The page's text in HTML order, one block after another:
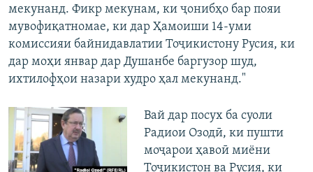
мекунанд. Фикр мекунам, ки ҷонибҳо бар пояи
мувофиқатномае, ки дар Ҳамоиши 14-уми
комиссияи байнидавлатии Тоҷикистону Русия, ки
дар моҳи январ дар Душанбе баргузор шуд,
ихтилофҳои назари худро ҳал мекунанд."
Вай дар посух ба суоли
Радиои Озодӣ, ки пушти
моҷарои ҳавоӣ миёни
Тоҷикистон ва Русия, ки